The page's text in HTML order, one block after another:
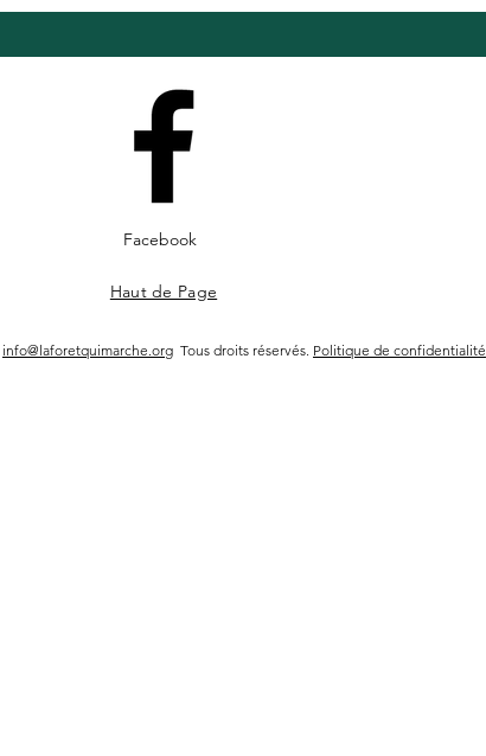
Facebook
Haut de Page
info@laforetquimarche.org Tous droits réservés. Politique de confidentialité